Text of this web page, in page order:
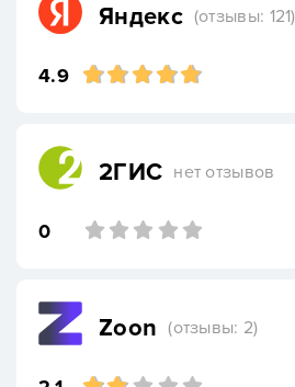
Яндекс (отзывы: 121)
4.9
2ГИС нет отзывов
0
Zoon (отзывы: 2)